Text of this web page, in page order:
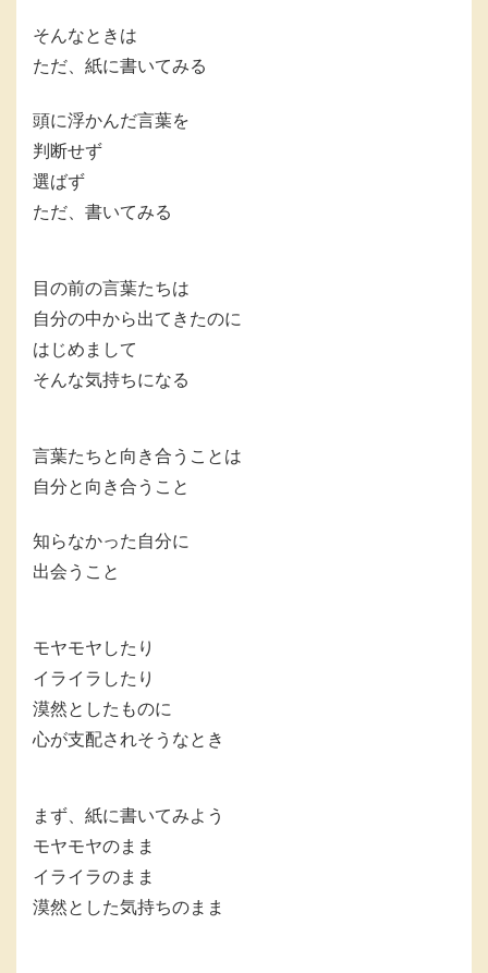
そんなときは
ただ、紙に書いてみる
頭に浮かんだ言葉を
判断せず
選ばず
ただ、書いてみる
目の前の言葉たちは
自分の中から出てきたのに
はじめまして
そんな気持ちになる
言葉たちと向き合うことは
自分と向き合うこと
知らなかった自分に
出会うこと
モヤモヤしたり
イライラしたり
漠然としたものに
心が支配されそうなとき
まず、紙に書いてみよう
モヤモヤのまま
イライラのまま
漠然とした気持ちのまま